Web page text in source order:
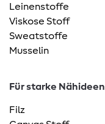
Leinenstoffe
Viskose Stoff
Sweatstoffe
Musselin
Für starke Nähideen
Filz